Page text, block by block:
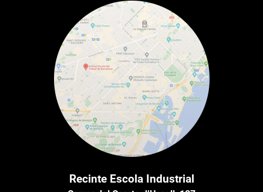
Recinte Escola Industrial